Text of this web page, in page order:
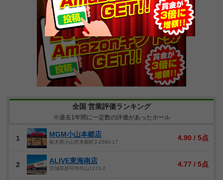
全国 営業評価ランキング
※過去1年間に一定数の評価があったホール
1 MGM小山本郷店
栃木県小山市本郷町3-2590-17
4.90 / 5点
2 ALIVE東海南店
茨城県那珂市向山1273-2
4.77 / 5点